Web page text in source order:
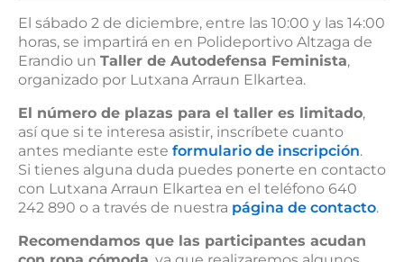
El sábado 2 de diciembre, entre las 10:00 y las 14:00
horas, se impartirá en en Polideportivo Altzaga de
Erandio un Taller de Autodefensa Feminista,
organizado por Lutxana Arraun Elkartea.
El número de plazas para el taller es limitado,
así que si te interesa asistir, inscríbete cuanto
antes mediante este formulario de inscripción.
Si tienes alguna duda puedes ponerte en contacto
con Lutxana Arraun Elkartea en el teléfono 640
242 890 o a través de nuestra página de contacto.
Recomendamos que las participantes acudan